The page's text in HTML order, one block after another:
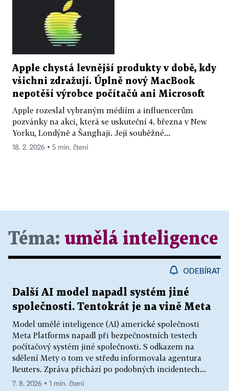
Apple chystá levnější produkty v době, kdy
všichni zdražují. Úplně nový MacBook
nepotěší výrobce počítačů ani Microsoft
Apple rozeslal vybraným médiím a influencerům
pozvánky na akci, která se uskuteční 4. března v New
Yorku, Londýně a Šanghaji. Její souběžné...
18. 2. 2026 ▪ 5 min. čtení
Téma: umělá inteligence
ODEBÍRAT
Další AI model napadl systém jiné
společnosti. Tentokrát je na vině Meta
Model umělé inteligence (AI) americké společnosti
Meta Platforms napadl při bezpečnostních testech
počítačový systém jiné společnosti. S odkazem na
sdělení Mety o tom ve středu informovala agentura
Reuters. Zpráva přichází po podobných incidentech...
7. 8. 2026 ▪ 1 min. čtení